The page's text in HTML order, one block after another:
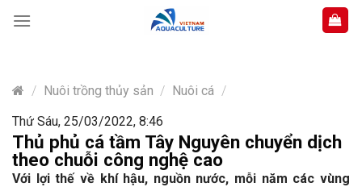
content
/ Nuôi trồng thủy sản / Nuôi cá /
Thứ Sáu, 25/03/2022, 8:46
Thủ phủ cá tầm Tây Nguyên chuyển dịch
theo chuỗi công nghệ cao
Với lợi thế về khí hậu, nguồn nước, mỗi năm các vùng